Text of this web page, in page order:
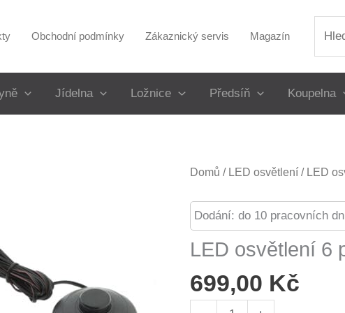
Obchodní podmínky Zákaznický servis Magazín
Jídelna Ložnice Předsíň Koupelna
Domů / LED osvětlení / LED
Dodání: do 10 pracovních
LED osvětlení 6
699,00 Kč